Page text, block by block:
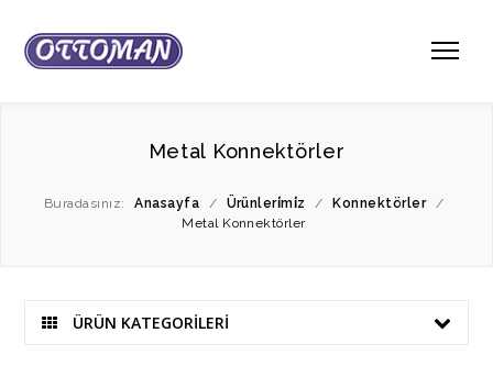
Metal Konnektörler
Buradasınız: Anasayfa / Ürünleri̇mi̇z / Konnektörler
/
Metal Konnektörler
ÜRÜN KATEGORİLERİ